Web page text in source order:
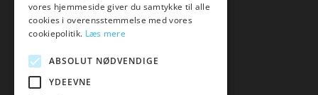
Malawigruppen
Mail:hej@malawigruppen.dk
vores hjemmeside giver du samtykke til alle
cookies i overensstemmelse med vores
cookiepolitik. Læs mere
ABSOLUT NØDVENDIGE
YDEEVNE